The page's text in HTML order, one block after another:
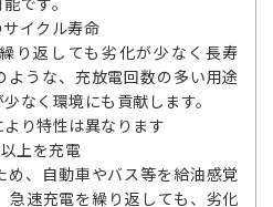
イクル寿命
り返しても劣化が少なく長寿
うな、充放電回数の多い用途
なく環境にも貢献します。
り特性は異なります
上を充電
め、自動車やバス等を給油感覚
急速充電を繰り返しても、劣化